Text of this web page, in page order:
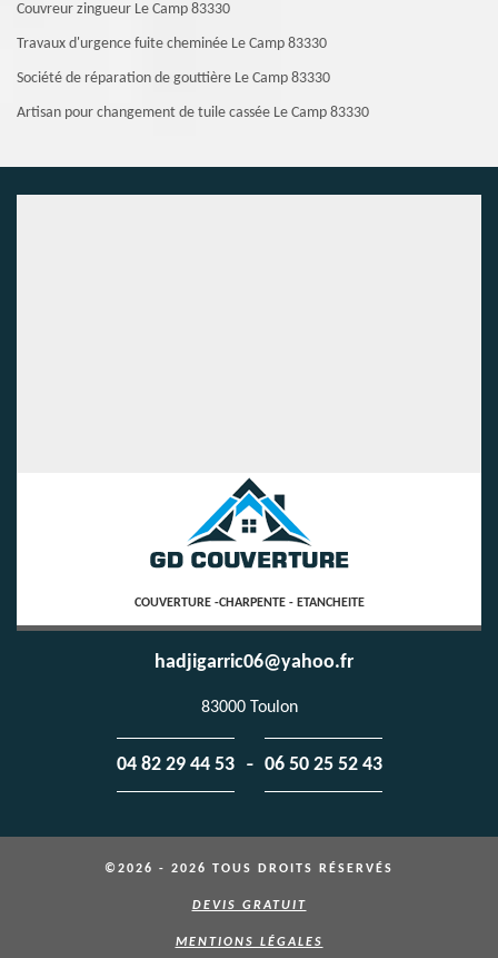
Couvreur zingueur Le Camp 83330
Travaux d'urgence fuite cheminée Le Camp 83330
Société de réparation de gouttière Le Camp 83330
Artisan pour changement de tuile cassée Le Camp 83330
COUVERTURE -CHARPENTE - ETANCHEITE
hadjigarric06@yahoo.fr
83000 Toulon
04 82 29 44 53 - 06 50 25 52 43
©2026 - 2026 TOUS DROITS RÉSERVÉS
DEVIS GRATUIT
MENTIONS LÉGALES